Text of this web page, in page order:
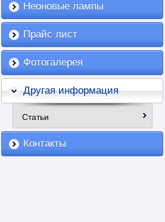
Неоновые лампы
Прайс лист
Фотогалерея
Другая информация
Статьи
Контакты